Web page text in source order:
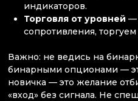
индикаторов.
Торговля от уровней —
сопротивления, торгуем
Важно: не ведись на
бинарными опционами —
новичка — это желание
«вход» без сигнала. Не